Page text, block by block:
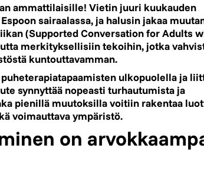
ammattilaisille! Vietin juuri kuukauden
sairaalassa, ja halusin jakaa
(Supported Conversation for Adults
merkityksellisiin tekoihin, jotka
kuntouttavamman.
ulkopuolella ja
synnyttää nopeasti turhautumista ja
pienillä muutoksilla voitiin rakentaa
voimauttava ympäristö.
on